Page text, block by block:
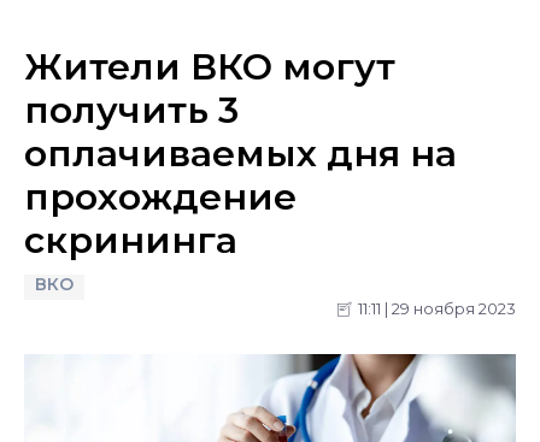
Жители ВКО могут
получить 3
оплачиваемых дня на
прохождение
скрининга
ВКО
11:11 | 29 ноября 2023